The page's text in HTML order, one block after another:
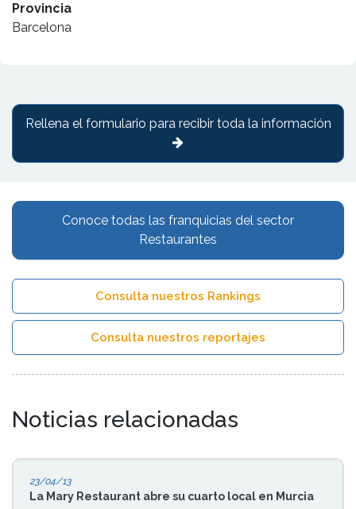
Provincia
Barcelona
Conoce todas las franquicias del sector
Restaurantes
Consulta nuestros Rankings
Consulta nuestros reportajes
Noticias relacionadas
23/04/13
La Mary Restaurant abre su cuarto local en Murcia